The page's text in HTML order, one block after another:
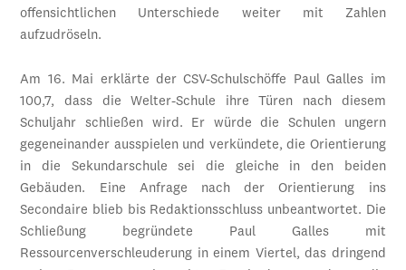
offensichtlichen Unterschiede weiter mit Zahlen
aufzudröseln.
Am 16. Mai erklärte der CSV-Schulschöffe Paul Galles im
100,7, dass die Welter-Schule ihre Türen nach diesem
Schuljahr schließen wird. Er würde die Schulen ungern
gegeneinander ausspielen und verkündete, die Orientierung
in die Sekundarschule sei die gleiche in den beiden
Gebäuden. Eine Anfrage nach der Orientierung ins
Secondaire blieb bis Redaktionsschluss unbeantwortet. Die
Schließung begründete Paul Galles mit
Ressourcenverschleuderung in einem Viertel, das dringend